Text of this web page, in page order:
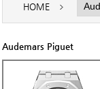
HOME
Audemars Piguet